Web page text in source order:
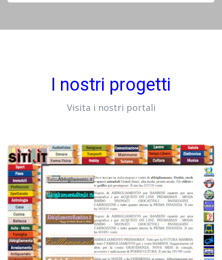
I nostri progetti
Visita i nostri portali